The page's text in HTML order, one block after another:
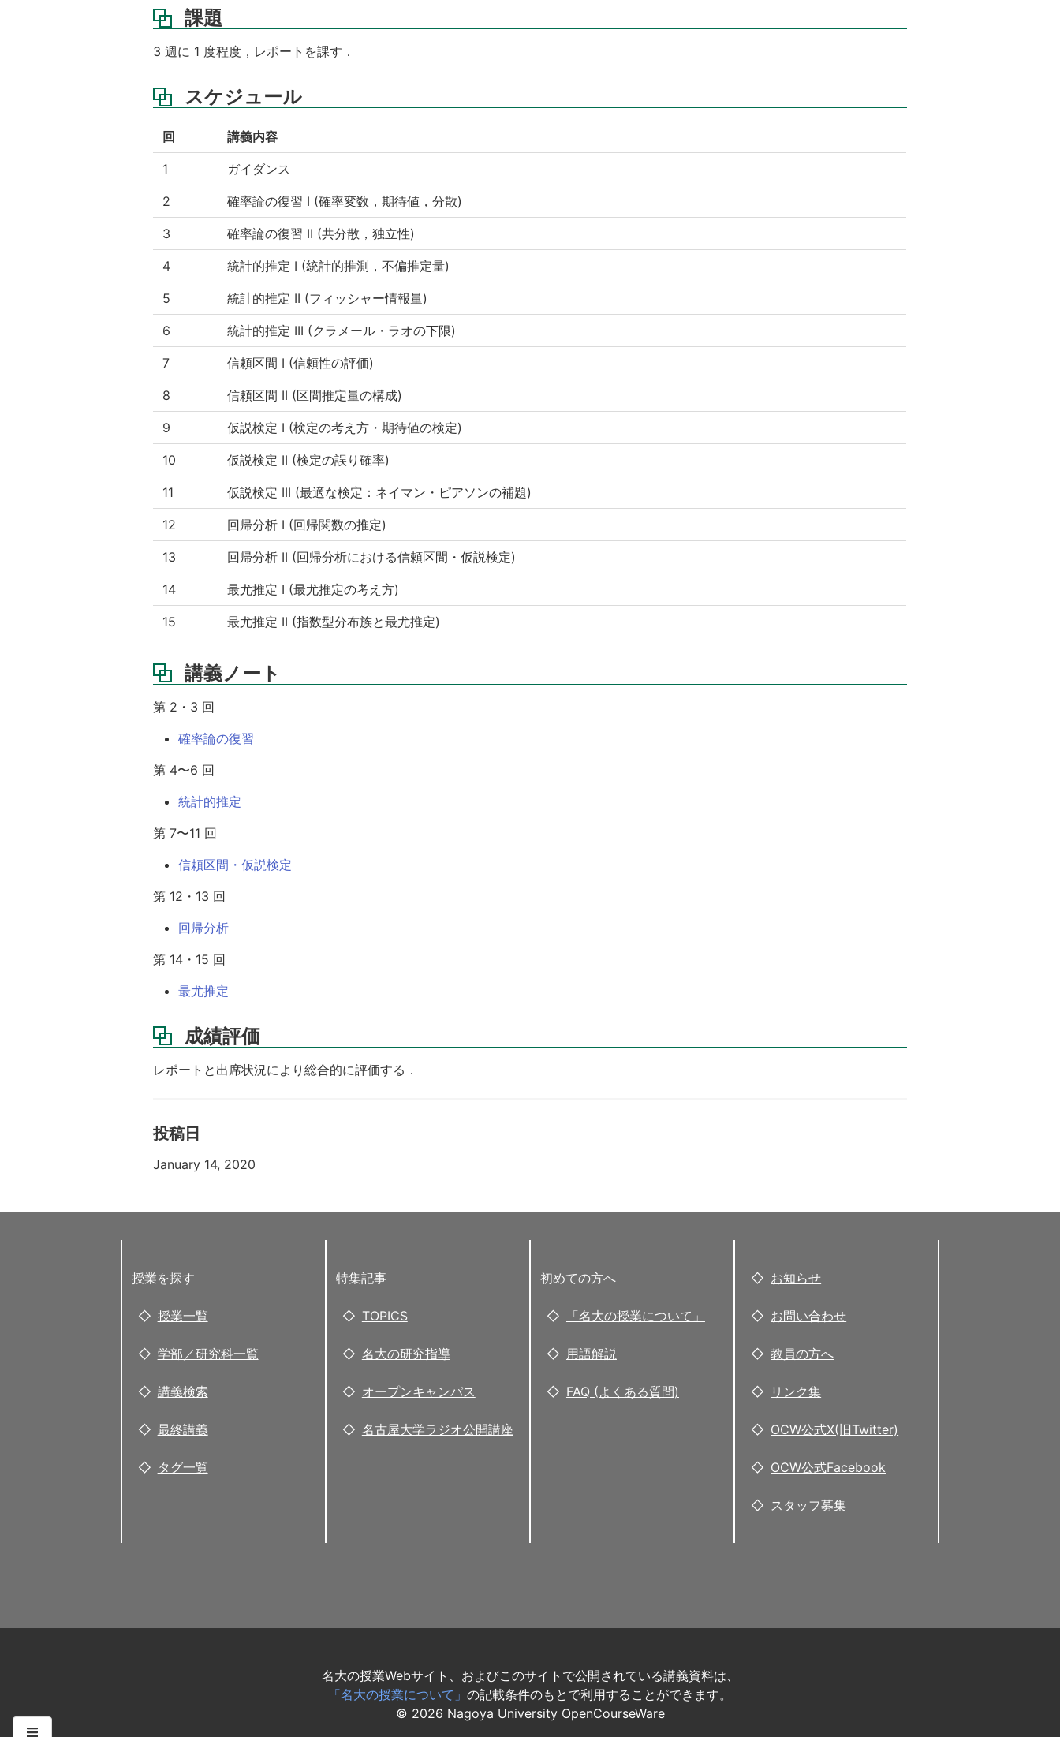
課題
3 週に 1 度程度，レポートを課す．
スケジュール
回 講義内容
1 ガイダンス
2 確率論の復習 I (確率変数，期待値，分散)
3 確率論の復習 II (共分散，独立性)
4 統計的推定 I (統計的推測，不偏推定量)
5 統計的推定 II (フィッシャー情報量)
6 統計的推定 III (クラメール・ラオの下限)
7 信頼区間 I (信頼性の評価)
8 信頼区間 II (区間推定量の構成)
9 仮説検定 I (検定の考え方・期待値の検定)
10 仮説検定 II (検定の誤り確率)
11 仮説検定 III (最適な検定：ネイマン・ピアソンの補題)
12 回帰分析 I (回帰関数の推定)
13 回帰分析 II (回帰分析における信頼区間・仮説検定)
14 最尤推定 I (最尤推定の考え方)
15 最尤推定 II (指数型分布族と最尤推定)
講義ノート
第 2・3 回
確率論の復習
第 4〜6 回
統計的推定
第 7〜11 回
信頼区間・仮説検定
第 12・13 回
回帰分析
第 14・15 回
最尤推定
成績評価
レポートと出席状況により総合的に評価する．
投稿日
January 14, 2020
授業を探す
授業一覧
学部／研究科一覧
講義検索
最終講義
タグ一覧
特集記事
TOPICS
名大の研究指導
オープンキャンパス
名古屋大学ラジオ公開講座
初めての方へ
「名大の授業について」
用語解説
FAQ (よくある質問)
お知らせ
お問い合わせ
教員の方へ
リンク集
OCW公式X(旧Twitter)
OCW公式Facebook
スタッフ募集
名大の授業Webサイト、およびこのサイトで公開されている講義資料は、
「名大の授業について」 の記載条件のもとで利用することができます。
© 2026 Nagoya University OpenCourseWare